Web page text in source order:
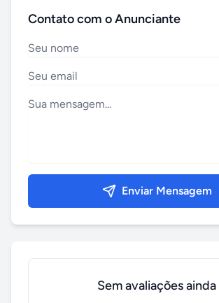
Contato com o Anunciante
Enviar Mensagem
Sem avaliações ainda